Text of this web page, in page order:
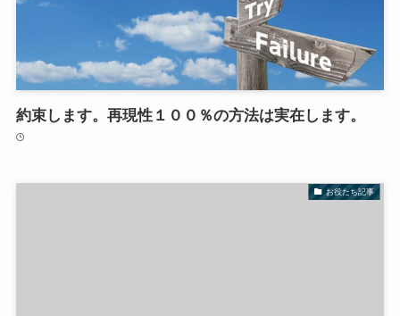
約束します。再現性１００％の方法は実在します。
お役たち記事